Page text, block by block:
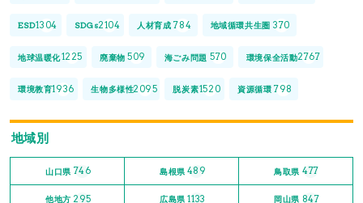
ESD1304 SDGs2104 人材育成 784 地域循環共生圏 370
地球温暖化1225 廃棄物 509 海ごみ問題 570 環境保全活動2767
環境教育1936 生物多様性2095 脱炭素1520 資源循環 798
地域別
山口県 746 島根県 489 鳥取県 477
他地方 295 広島県 1133 岡山県 847